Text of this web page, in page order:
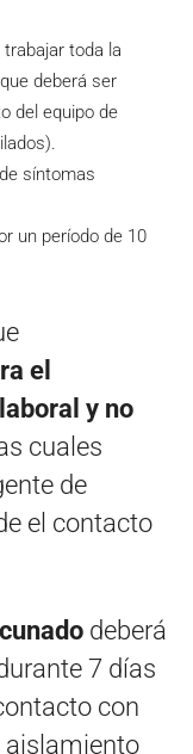
trabajar toda la
deberá ser
del equipo de
síntomas
un período de 10
el
y no
cuales
de
el contacto
deberá
7 días
con
aislamiento